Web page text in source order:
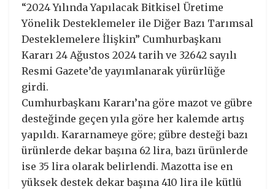
“2024 Yılında Yapılacak Bitkisel Üretime
Yönelik Desteklemeler ile Diğer Bazı Tarımsal
Desteklemelere İlişkin” Cumhurbaşkanı
Kararı 24 Ağustos 2024 tarih ve 32642 sayılı
Resmi Gazete’de yayımlanarak yürürlüğe
girdi.
Cumhurbaşkanı Kararı’na göre mazot ve gübre
desteğinde geçen yıla göre her kalemde artış
yapıldı. Kararnameye göre; gübre desteği bazı
ürünlerde dekar başına 62 lira, bazı ürünlerde
ise 35 lira olarak belirlendi. Mazotta ise en
yüksek destek dekar başına 410 lira ile kütlü